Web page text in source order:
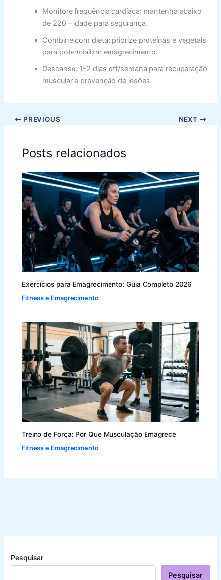
Monitore frequência cardíaca: mantenha abaixo
de 220 – idade para segurança.
Combine com dieta: priorize proteínas e vegetais
para potencializar emagrecimento.
Descanse: 1-2 dias off/semana para recuperação
muscular e prevenção de lesões.
PREVIOUS NEXT
Posts relacionados
Exercícios para Emagrecimento: Guia Completo 2026
Fitness e Emagrecimento
Treino de Força: Por Que Musculação Emagrece
Fitness e Emagrecimento
Pesquisar
Pesquisar